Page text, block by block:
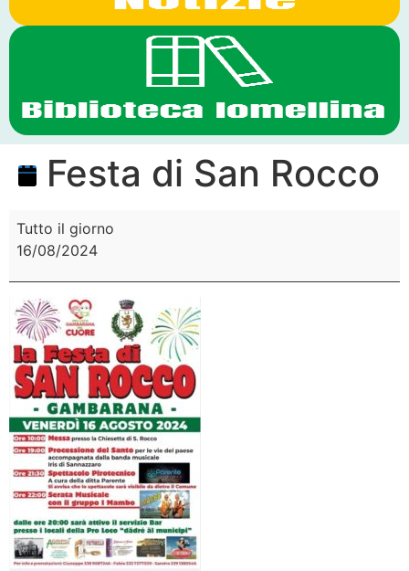
Festa di San Rocco
Tutto il giorno
16/08/2024